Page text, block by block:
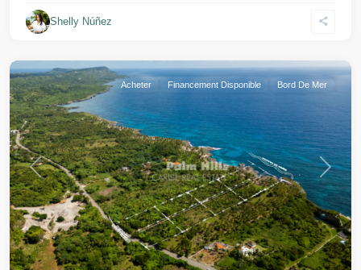
Shelly Núñez
Précédent Suivant
Acheter Financement Disponible Bord De Mer